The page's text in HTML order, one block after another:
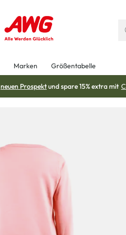
Marken Größentabelle
neuen Prospektund spare 15% extra mit